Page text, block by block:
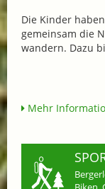
Die Kinder
gemeinsam die
wandern. Dazu
Mehr